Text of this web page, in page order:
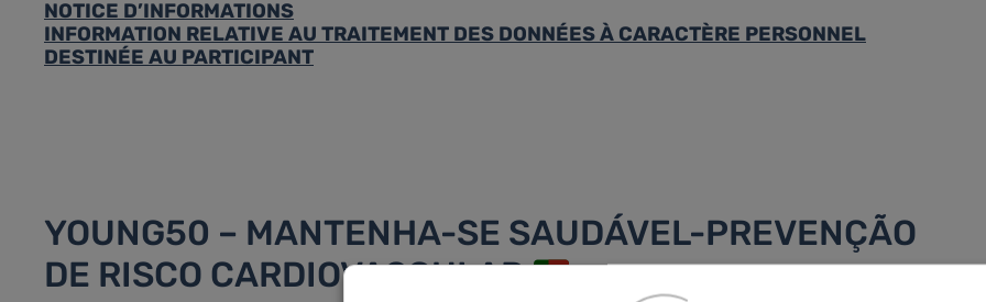
NOTICE D’INFORMATIONS
INFORMATION RELATIVE AU TRAITEMENT DES DONNÉES À CARACTÈRE PERSONNEL
DESTINÉE AU PARTICIPANT
YOUNG50 – MANTENHA-SE SAUDÁVEL-PREVENÇÃO
DE RISCO CARDIOVASCULAR